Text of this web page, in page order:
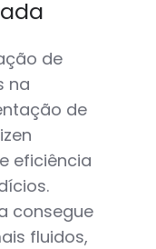
de
na
de
eficiência
consegue
fluidos,